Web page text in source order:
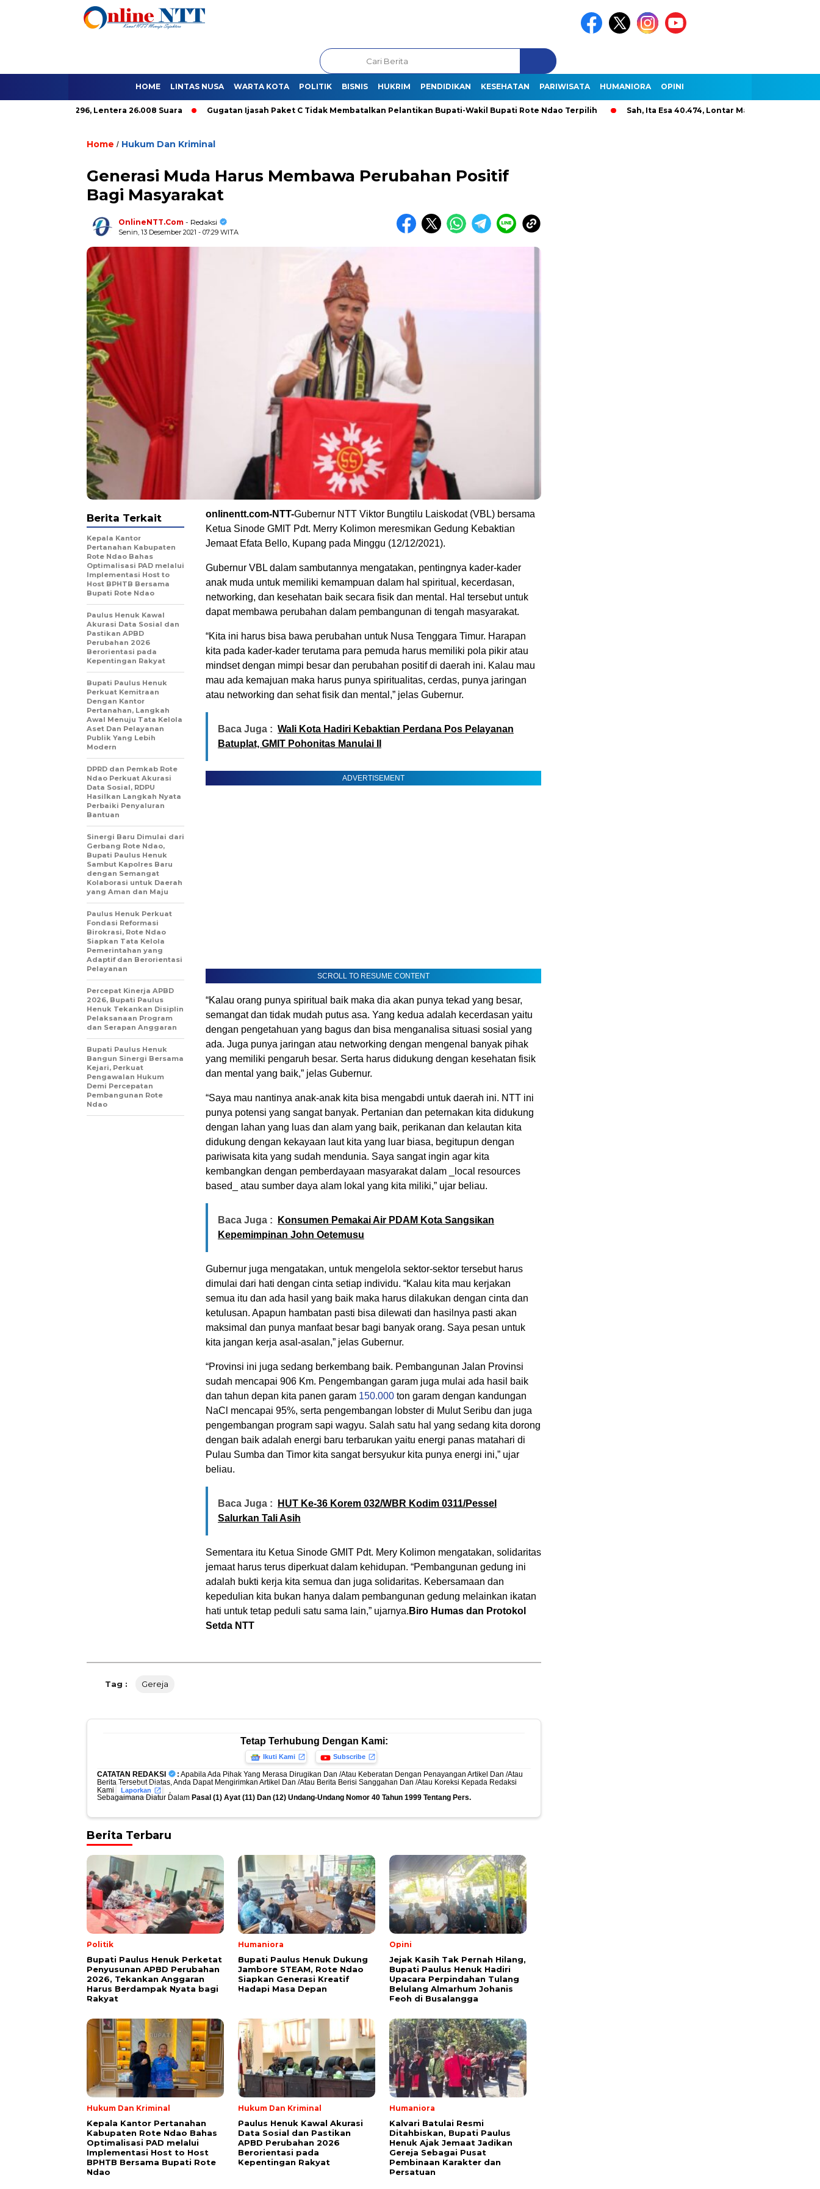
HOME LINTAS NUSA WARTA KOTA POLITIK BISNIS HUKRIM PENDIDIKAN KESEHATAN PARIWISATA HUMANIORA OPINI
Hanya 9.296, Lentera 26.008 Suara Gugatan Ijasah Paket C Tidak Membatalkan Pelantikan Bupati-Wakil Bupati Rote Ndao Terpilih Sah, Ita Esa 40.474, Lontar Malole Hanya 9.296,
Home / Hukum Dan Kriminal
Generasi Muda Harus Membawa Perubahan Positif
Bagi Masyarakat
OnlineNTT.Com - Redaksi
Senin, 13 Desember 2021 - 07:29 WITA
onlinentt.com-NTT-Gubernur NTT Viktor Bungtilu Laiskodat (VBL) bersama
Ketua Sinode GMIT Pdt. Merry Kolimon meresmikan Gedung Kebaktian
Jemaat Efata Bello, Kupang pada Minggu (12/12/2021).
Gubernur VBL dalam sambutannya mengatakan, pentingnya kader-kader
anak muda untuk memiliki kemampuan dalam hal spiritual, kecerdasan,
networking, dan kesehatan baik secara fisik dan mental. Hal tersebut untuk
dapat membawa perubahan dalam pembangunan di tengah masyarakat.
“Kita ini harus bisa bawa perubahan untuk Nusa Tenggara Timur. Harapan
kita pada kader-kader terutama para pemuda harus memiliki pola pikir atau
mindset dengan mimpi besar dan perubahan positif di daerah ini. Kalau mau
mau ada kemajuan maka harus punya spiritualitas, cerdas, punya jaringan
atau networking dan sehat fisik dan mental,” jelas Gubernur.
Baca Juga : Wali Kota Hadiri Kebaktian Perdana Pos Pelayanan
Batuplat, GMIT Pohonitas Manulai II
ADVERTISEMENT
SCROLL TO RESUME CONTENT
“Kalau orang punya spiritual baik maka dia akan punya tekad yang besar,
semangat dan tidak mudah putus asa. Yang kedua adalah kecerdasan yaitu
dengan pengetahuan yang bagus dan bisa menganalisa situasi sosial yang
ada. Juga punya jaringan atau networking dengan mengenal banyak pihak
yang memiliki pengaruh besar. Serta harus didukung dengan kesehatan fisik
dan mental yang baik,” jelas Gubernur.
“Saya mau nantinya anak-anak kita bisa mengabdi untuk daerah ini. NTT ini
punya potensi yang sangat banyak. Pertanian dan peternakan kita didukung
dengan lahan yang luas dan alam yang baik, perikanan dan kelautan kita
didukung dengan kekayaan laut kita yang luar biasa, begitupun dengan
pariwisata kita yang sudah mendunia. Saya sangat ingin agar kita
kembangkan dengan pemberdayaan masyarakat dalam _local resources
based_ atau sumber daya alam lokal yang kita miliki,” ujar beliau.
Baca Juga :
Konsumen Pemakai Air PDAM Kota Sangsikan
Kepemimpinan John Oetemusu
Gubernur juga mengatakan, untuk mengelola sektor-sektor tersebut harus
dimulai dari hati dengan cinta setiap individu. “Kalau kita mau kerjakan
semua itu dan ada hasil yang baik maka harus dilakukan dengan cinta dan
ketulusan. Apapun hambatan pasti bisa dilewati dan hasilnya pasti akan
maksimal dan punya manfaat besar bagi banyak orang. Saya pesan untuk
kita jangan kerja asal-asalan,” jelas Gubernur.
“Provinsi ini juga sedang berkembang baik. Pembangunan Jalan Provinsi
sudah mencapai 906 Km. Pengembangan garam juga mulai ada hasil baik
dan tahun depan kita panen garam 150.000 ton garam dengan kandungan
NaCl mencapai 95%, serta pengembangan lobster di Mulut Seribu dan juga
pengembangan program sapi wagyu. Salah satu hal yang sedang kita dorong
dengan baik adalah energi baru terbarukan yaitu energi panas matahari di
Pulau Sumba dan Timor kita sangat bersyukur kita punya energi ini,” ujar
beliau.
Baca Juga :
HUT Ke-36 Korem 032/WBR Kodim 0311/Pessel
Salurkan Tali Asih
Sementara itu Ketua Sinode GMIT Pdt. Mery Kolimon mengatakan, solidaritas
jemaat harus terus diperkuat dalam kehidupan. “Pembangunan gedung ini
adalah bukti kerja kita semua dan juga solidaritas. Kebersamaan dan
kepedulian kita bukan hanya dalam pembangunan gedung melainkan ikatan
hati untuk tetap peduli satu sama lain,” ujarnya. Biro Humas dan Protokol
Setda NTT
Berita Terkait
Kepala Kantor
Pertanahan Kabupaten
Rote Ndao Bahas
Optimalisasi PAD melalui
Implementasi Host to
Host BPHTB Bersama
Bupati Rote Ndao
Paulus Henuk Kawal
Akurasi Data Sosial dan
Pastikan APBD
Perubahan 2026
Berorientasi pada
Kepentingan Rakyat
Bupati Paulus Henuk
Perkuat Kemitraan
Dengan Kantor
Pertanahan, Langkah
Awal Menuju Tata Kelola
Aset Dan Pelayanan
Publik Yang Lebih
Modern
DPRD dan Pemkab Rote
Ndao Perkuat Akurasi
Data Sosial, RDPU
Hasilkan Langkah Nyata
Perbaiki Penyaluran
Bantuan
Sinergi Baru Dimulai dari
Gerbang Rote Ndao,
Bupati Paulus Henuk
Sambut Kapolres Baru
dengan Semangat
Kolaborasi untuk Daerah
yang Aman dan Maju
Paulus Henuk Perkuat
Fondasi Reformasi
Birokrasi, Rote Ndao
Siapkan Tata Kelola
Pemerintahan yang
Adaptif dan Berorientasi
Pelayanan
Percepat Kinerja APBD
2026, Bupati Paulus
Henuk Tekankan Disiplin
Pelaksanaan Program
dan Serapan Anggaran
Bupati Paulus Henuk
Bangun Sinergi Bersama
Kejari, Perkuat
Pengawalan Hukum
Demi Percepatan
Pembangunan Rote
Ndao
Tag : Gereja
Tetap Terhubung Dengan Kami:
Ikuti Kami Subscribe
CATATAN REDAKSI : Apabila Ada Pihak Yang Merasa Dirugikan Dan /Atau Keberatan Dengan Penayangan Artikel Dan /Atau
Berita Tersebut Diatas, Anda Dapat Mengirimkan Artikel Dan /Atau Berita Berisi Sanggahan Dan /Atau Koreksi Kepada Redaksi
Kami
Laporkan
Sebagaimana Diatur Dalam Pasal (1) Ayat (11) Dan (12) Undang-Undang Nomor 40 Tahun 1999 Tentang Pers.
Berita Terbaru
Politik
Bupati Paulus Henuk Perketat
Penyusunan APBD Perubahan
2026, Tekankan Anggaran
Harus Berdampak Nyata bagi
Rakyat
Humaniora
Bupati Paulus Henuk Dukung
Jambore STEAM, Rote Ndao
Siapkan Generasi Kreatif
Hadapi Masa Depan
Opini
Jejak Kasih Tak Pernah Hilang,
Bupati Paulus Henuk Hadiri
Upacara Perpindahan Tulang
Belulang Almarhum Johanis
Feoh di Busalangga
Hukum Dan Kriminal
Kepala Kantor Pertanahan
Kabupaten Rote Ndao Bahas
Optimalisasi PAD melalui
Implementasi Host to Host
BPHTB Bersama Bupati Rote
Ndao
Hukum Dan Kriminal
Paulus Henuk Kawal Akurasi
Data Sosial dan Pastikan
APBD Perubahan 2026
Berorientasi pada
Kepentingan Rakyat
Humaniora
Kalvari Batulai Resmi
Ditahbiskan, Bupati Paulus
Henuk Ajak Jemaat Jadikan
Gereja Sebagai Pusat
Pembinaan Karakter dan
Persatuan